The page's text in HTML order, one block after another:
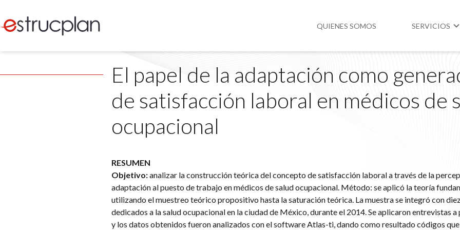
QUIENES SOMOS SERVICIOS
Higiene y
Medio Ambiente
El papel de la adaptación como
de satisfacción laboral en médicos de
ocupacional
RESUMEN
​Objetivo:analizar la construcción teórica del concepto de satisfacción laboral a través de la
adaptación al puesto de trabajo en médicos de salud ocupacional. Método: se aplicó la teoría
utilizando el muestreo teórico propositivo hasta la saturación teórica. La muestra se integró con
dedicados a la salud ocupacional en la ciudad de México, durante el 2014. Se aplicaron entrevistas
y los datos obtenidos fueron analizados con el software Atlas-ti, dando como resultado códigos que